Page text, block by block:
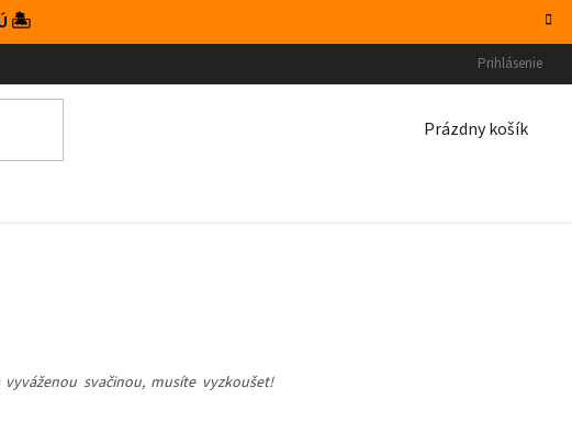
🏝️
Prihlásenie
NÁKUPNÝ
Prázdny košík
svačinou, musíte vyzkoušet!